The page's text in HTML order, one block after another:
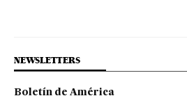
NEWSLETTERS
Boletín de América